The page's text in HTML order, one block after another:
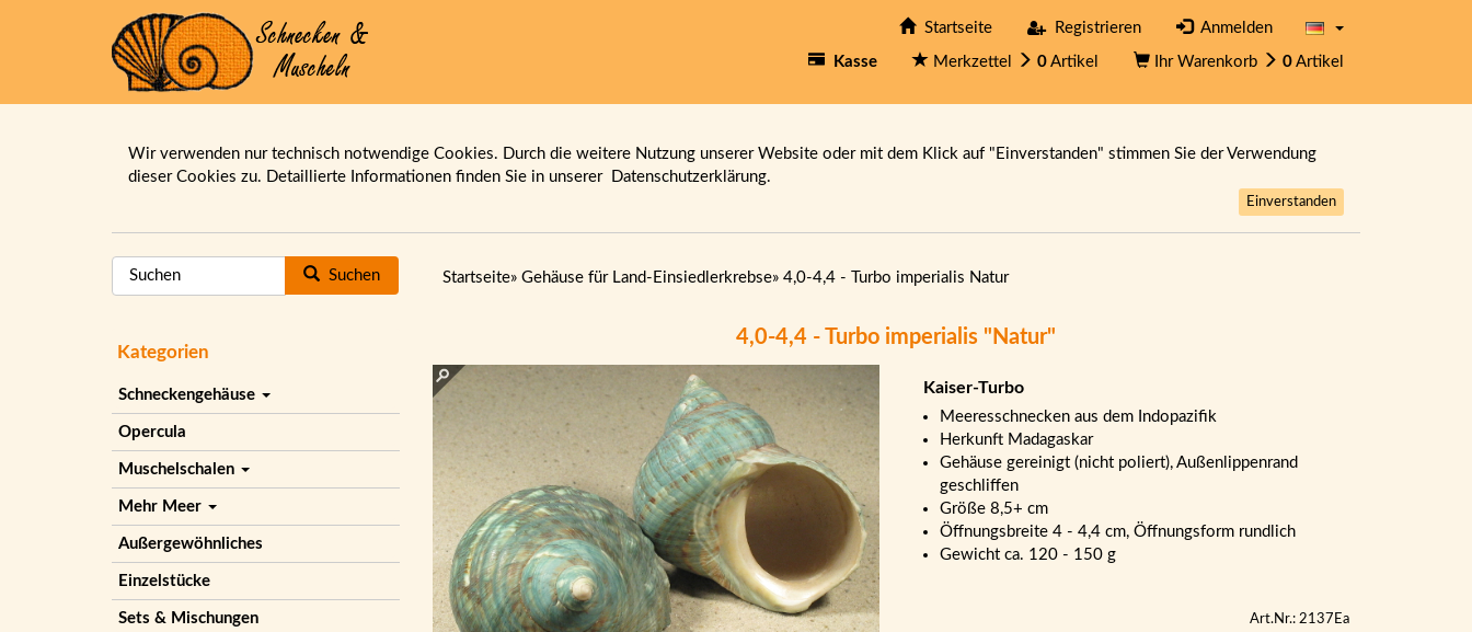
Startseite Registrieren Anmelden
Kasse Merkzettel 0 Artikel Ihr Warenkorb 0 Artikel
Wir verwenden nur technisch notwendige Cookies. Durch die weitere Nutzung unserer Website oder mit dem Klick auf "Einverstanden" stimmen Sie der Verwendung
dieser Cookies zu. Detaillierte Informationen finden Sie in unserer Datenschutzerklärung.
Einverstanden
Suchen
Kategorien
Schneckengehäuse
Opercula
Muschelschalen
Mehr Meer
Außergewöhnliches
Einzelstücke
Sets & Mischungen
Startseite» Gehäuse für Land-Einsiedlerkrebse» 4,0-4,4 - Turbo imperialis Natur
4,0-4,4 - Turbo imperialis "Natur"
Kaiser-Turbo
Meeresschnecken aus dem Indopazifik
Herkunft Madagaskar
Gehäuse gereinigt (nicht poliert), Außenlippenrand
geschliffen
Größe 8,5+ cm
Öffnungsbreite 4 - 4,4 cm, Öffnungsform rundlich
Gewicht ca. 120 - 150 g
Art.Nr.: 2137Ea